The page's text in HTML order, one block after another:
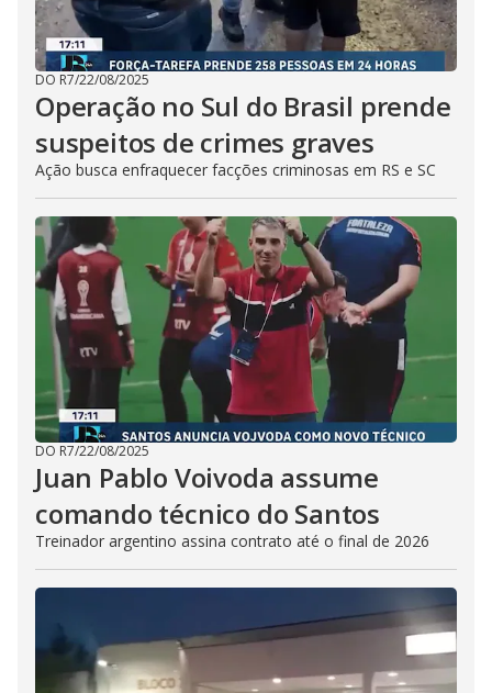
DO R7/22/08/2025
Operação no Sul do Brasil prende
suspeitos de crimes graves
Ação busca enfraquecer facções criminosas em RS e SC
DO R7/22/08/2025
Juan Pablo Voivoda assume
comando técnico do Santos
Treinador argentino assina contrato até o final de 2026